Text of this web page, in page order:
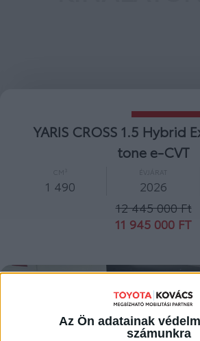
Az Ön adatainak
számunkra
YARIS CROSS 1.5 Hybrid
10 600 000 Ft
10 000 000 FT
MEGNÉZEM